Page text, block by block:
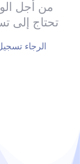
من أجل
تحتاج إلى
الرجاء